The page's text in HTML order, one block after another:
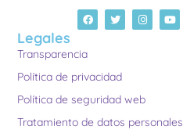
Legales
Transparencia
Política de privacidad
Política de seguridad web
Tratamiento de datos personales